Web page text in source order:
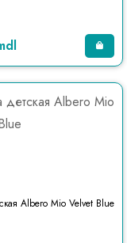
Albero Mio Velvet Blue